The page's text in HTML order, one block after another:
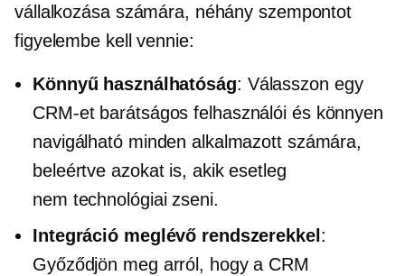
vállalkozása számára, néhány szempontot
figyelembe kell vennie:
Könnyű használhatóság: Válasszon egy
CRM-et barátságos felhasználói és könnyen
navigálható minden alkalmazott számára,
beleértve azokat is, akik esetleg
nem technológiai zseni.
Integráció meglévő rendszerekkel :
Győződjön meg arról, hogy a CRM